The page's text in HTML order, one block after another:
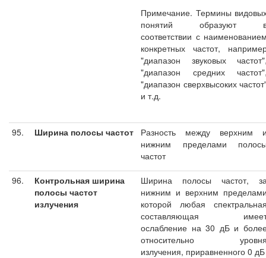
Примечание. Термины
понятий образуют
соответствии с
конкретных частот,
"диапазон звуковых
"диапазон средних
"диапазон сверхвысоких
и т.д.
95. Ширина полосы частот
Разность между верхним
нижним пределами
частот
96.
Контрольная ширина
полосы частот
излучения
Ширина полосы частот,
нижним и верхним
которой любая
составляющая
ослабление на 30 дБ и
относительно
излучения, приравненного 0 дБ